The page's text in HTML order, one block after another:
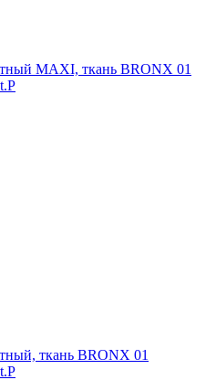
MAXI, ткань BRONX 01
ткань BRONX 01